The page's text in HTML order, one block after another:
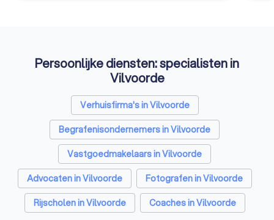
Persoonlijke diensten: specialisten in
Vilvoorde
Verhuisfirma's in Vilvoorde
Begrafenisondernemers in Vilvoorde
Vastgoedmakelaars in Vilvoorde
Advocaten in Vilvoorde
Fotografen in Vilvoorde
Rijscholen in Vilvoorde
Coaches in Vilvoorde